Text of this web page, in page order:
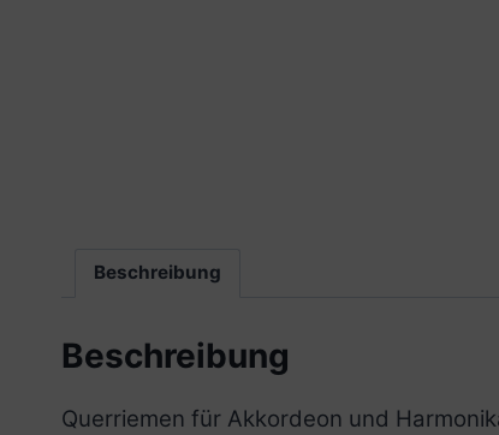
Beschreibung
Beschreibung
Querriemen für Akkordeon und